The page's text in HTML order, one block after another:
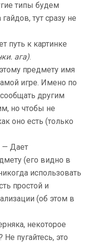
типы будем
тут сразу не
путь к картинке
ага).
предмету имя
игре. Имено по
другим
но чтобы не
оно есть (только
— Дает
(его видно в
использовать
простой и
(об этом в
некоторое
Не пугайтесь, это